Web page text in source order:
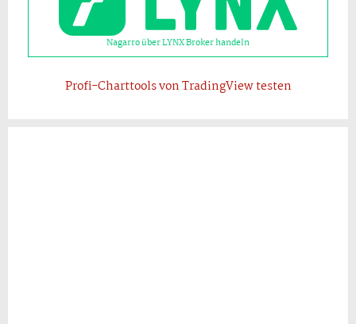
Nagarro über LYNX Broker handeln
Profi-Charttools von TradingView testen